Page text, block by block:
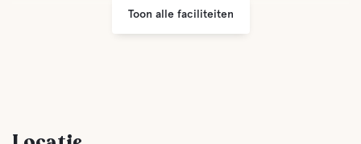
Toon alle faciliteiten